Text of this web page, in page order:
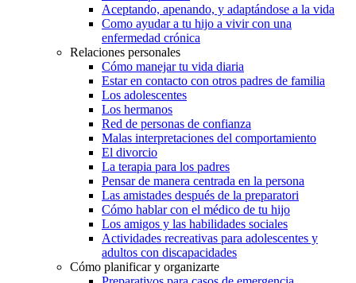
Aceptando, apenando, y adaptándose a la vida
Como ayudar a tu hijo a vivir con una
enfermedad crónica
Relaciones personales
Cómo manejar tu vida diaria
Estar en contacto con otros padres de familia
Los adolescentes
Los hermanos
Red de personas de confianza
Malas interpretaciones del comportamiento
El divorcio
La terapia para los padres
Pensar de manera centrada en la persona
Las amistades después de la preparatori
Cómo hablar con el médico de tu hijo
Los amigos y las habilidades sociales
Actividades recreativas para adolescentes y
adultos con discapacidades
Cómo planificar y organizarte